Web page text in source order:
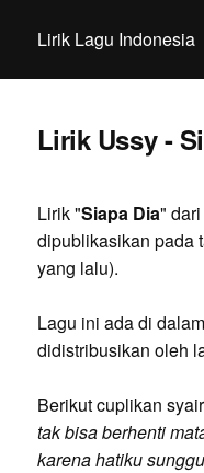
Lirik Lagu Indonesia
Lirik Ussy -
Lirik "Siapa Dia" dari
dipublikasikan pada
yang lalu).
Lagu ini ada di
didistribusikan oleh
Berikut cuplikan
tak bisa berhenti
karena hatiku